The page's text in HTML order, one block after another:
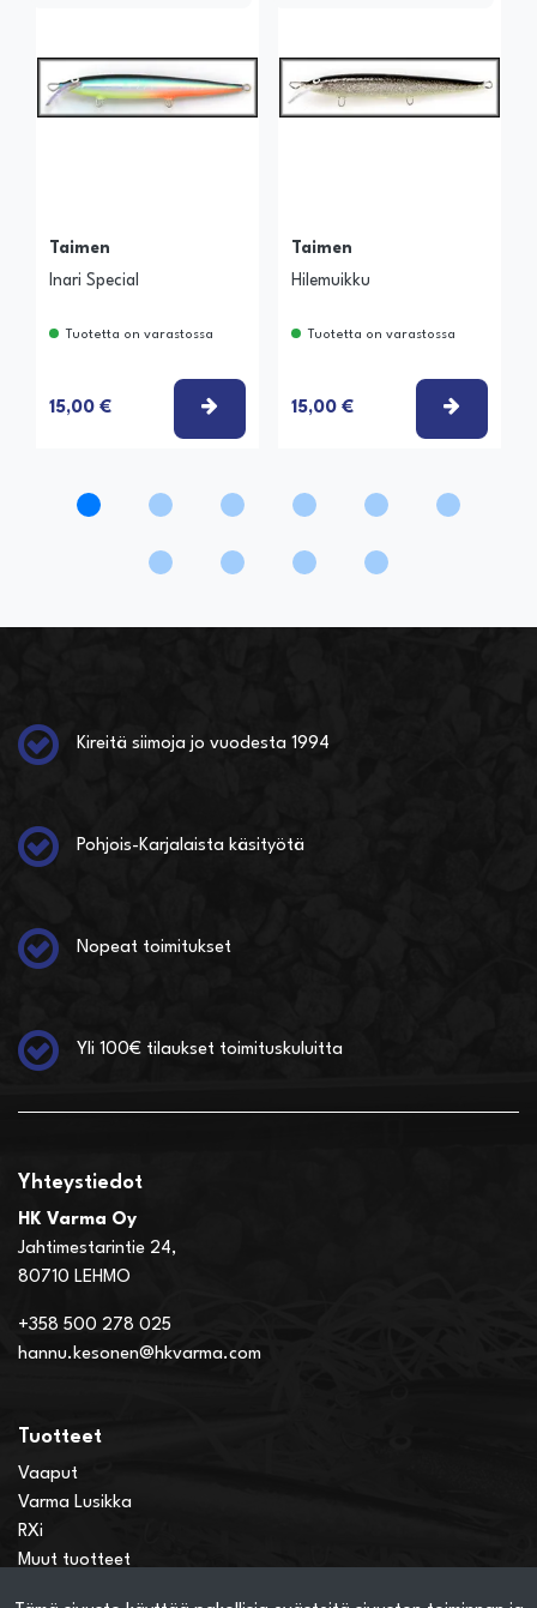
Taimen
Inari Special
Tuotetta on varastossa
15,00 € VALITSE VAIHTOEHTO
Taimen
Hilemuikku
Tuotetta on varastossa
15,00 €
Kireitä siimoja jo vuodesta 1994
Pohjois-Karjalaista käsityötä
Nopeat toimitukset
Yli 100€ tilaukset toimituskuluitta
Yhteystiedot
HK Varma Oy
Jahtimestarintie 24,
80710 LEHMO
+358 500 278 025
hannu.kesonen@hkvarma.com
Tuotteet
Vaaput
Varma Lusikka
RXi
Muut tuotteet